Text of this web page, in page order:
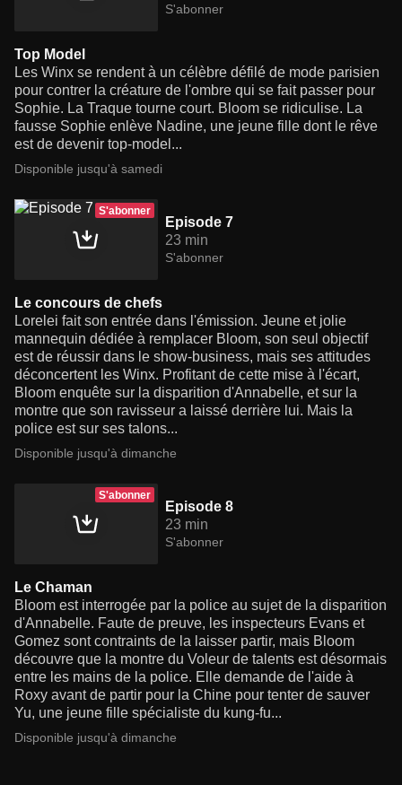
S'abonner
Top Model
Les Winx se rendent à un célèbre défilé de mode parisien
pour contrer la créature de l'ombre qui se fait passer pour
Sophie. La Traque tourne court. Bloom se ridiculise. La
fausse Sophie enlève Nadine, une jeune fille dont le rêve
est de devenir top-model...
Disponible jusqu'à samedi
S'abonner
Episode 7
23 min
S'abonner
Le concours de chefs
Lorelei fait son entrée dans l'émission. Jeune et jolie
mannequin dédiée à remplacer Bloom, son seul objectif
est de réussir dans le show-business, mais ses attitudes
déconcertent les Winx. Profitant de cette mise à l'écart,
Bloom enquête sur la disparition d'Annabelle, et sur la
montre que son ravisseur a laissé derrière lui. Mais la
police est sur ses talons...
Disponible jusqu'à dimanche
S'abonner
Episode 8
23 min
S'abonner
Le Chaman
Bloom est interrogée par la police au sujet de la disparition
d'Annabelle. Faute de preuve, les inspecteurs Evans et
Gomez sont contraints de la laisser partir, mais Bloom
découvre que la montre du Voleur de talents est désormais
entre les mains de la police. Elle demande de l'aide à
Roxy avant de partir pour la Chine pour tenter de sauver
Yu, une jeune fille spécialiste du kung-fu...
Disponible jusqu'à dimanche